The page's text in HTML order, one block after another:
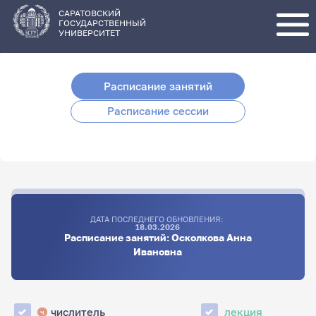
основному
содержанию
САРАТОВСКИЙ
ГОСУДАРСТВЕННЫЙ
УНИВЕРСИТЕТ
Расписание занятий
Расписание сессии
ДАТА ПОСЛЕДНЕГО ОБНОВЛЕНИЯ:
18.03.2026
Расписание занятий: Осколкова Анна
Ивановна
ч числитель
лекция